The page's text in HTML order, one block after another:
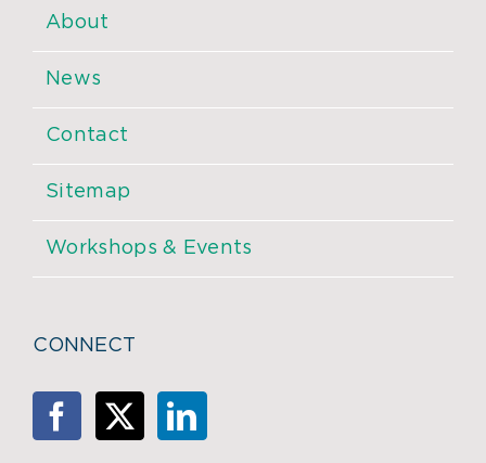
About
News
Contact
Sitemap
Workshops & Events
CONNECT